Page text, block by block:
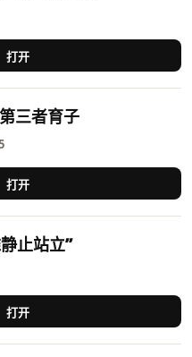
打开
三者育子
打开
止站立”
打开